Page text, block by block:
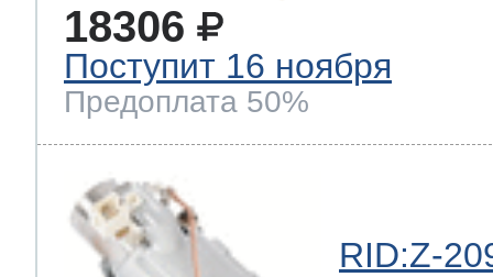
18306
Поступит 16 ноября
Предоплата 50%
RID:Z-